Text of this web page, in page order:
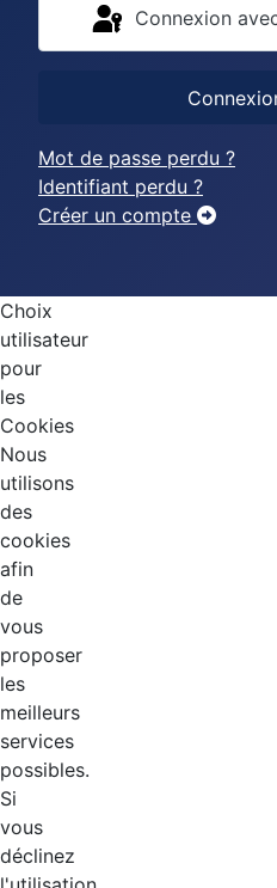
Connexion
Mot de passe perdu ?
Identifiant perdu ?
Créer un compte
Choix
utilisateur
pour
les
Cookies
Nous
utilisons
des
cookies
afin
de
vous
proposer
les
meilleurs
services
possibles.
Si
vous
déclinez